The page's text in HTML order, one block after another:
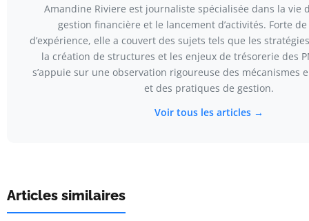
Amandine Riviere est journaliste spécialisée dans la vie
gestion financière et le lancement d’activités. Forte
d’expérience, elle a couvert des sujets tels que les
la création de structures et les enjeux de trésorerie des
s’appuie sur une observation rigoureuse des mécanismes
et des pratiques de gestion.
Voir tous les articles →
Articles similaires